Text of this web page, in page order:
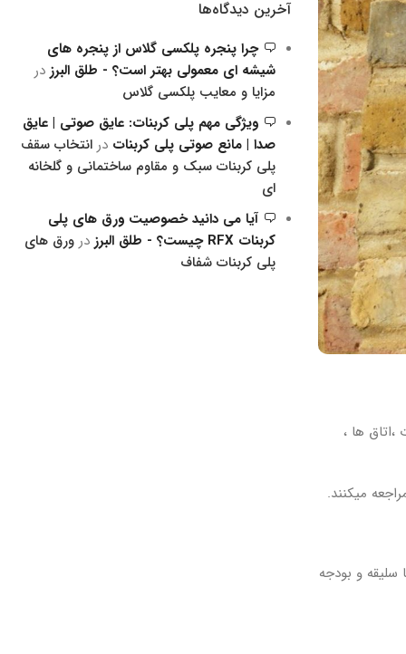
ها ،
میکنند.
سلیقه و بودجه
آخرین دیدگاه‌ها
چرا پنجره پلکسی گلاس از پنجره های
شیشه ای معمولی بهتر است؟ - طلق البرز در
مزایا و معایب پلکسی گلاس
ویژگی مهم پلی کربنات: عایق صوتی | عایق
صدا | مانع صوتی پلی کربنات در انتخاب سقف
پلی کربنات سبک و مقاوم ساختمانی و گلخانه
ای
آیا می دانید خصوصیت ورق های پلی
کربنات RFX چیست؟ - طلق البرز
در ورق های
پلی کربنات شفاف